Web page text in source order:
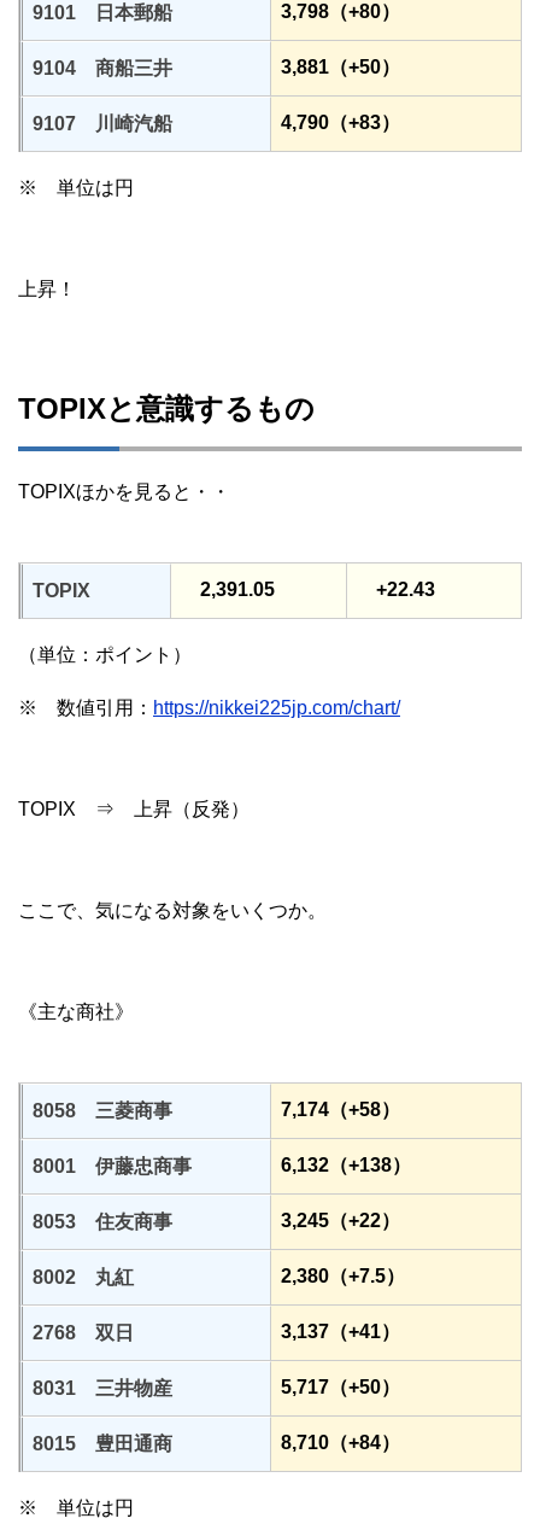
9101 日本郵船 3,798（+80）
9104 商船三井 3,881（+50）
9107 川崎汽船 4,790（+83）
※ 単位は円
上昇！
TOPIXと意識するもの
TOPIXほかを見ると・・
TOPIX 2,391.05 +22.43
（単位：ポイント）
※ 数値引用： https://nikkei225jp.com/chart/
TOPIX ⇒ 上昇（反発）
ここで、気になる対象をいくつか。
《主な商社》
8058 三菱商事 7,174（+58）
8001 伊藤忠商事 6,132（+138）
8053 住友商事 3,245（+22）
8002 丸紅 2,380（+7.5）
2768 双日 3,137（+41）
8031 三井物産 5,717（+50）
8015 豊田通商 8,710（+84）
※ 単位は円